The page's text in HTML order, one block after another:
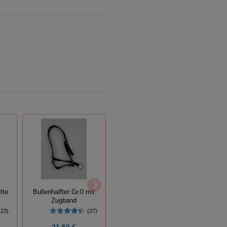
Bullenhalfter Gr.0 mit
Zugband
(27)